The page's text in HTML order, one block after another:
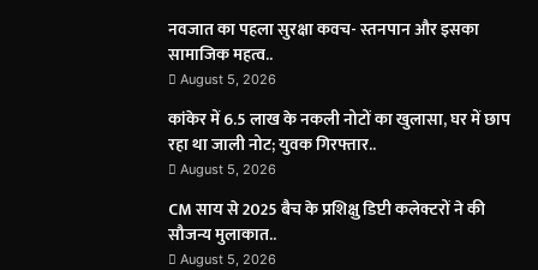
नवजात का पहला सुरक्षा कवच- स्तनपान और इसका
सामाजिक महत्व..
August 5, 2026
कांकेर में 6.5 लाख के नकली नोटों का खुलासा, घर में छाप
रहा था जाली नोट; युवक गिरफ्तार..
August 5, 2026
CM साय से 2025 बैच के प्रशिक्षु डिप्टी कलेक्टरों ने की
सौजन्य मुलाकात..
August 5, 2026